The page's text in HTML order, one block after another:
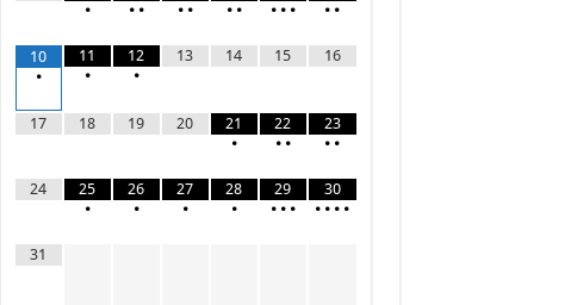
•
• •
• •
• •
• • •
• •
10
•
11
•
12
•
13 14 15 16
17 18 19 20
21
•
22
• •
23
• •
24
25
•
26
•
27
•
28
•
29
• • •
30
• • • •
31